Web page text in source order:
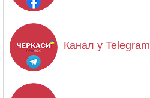
Канал у Telegram